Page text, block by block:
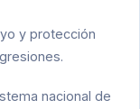
y protección
nacional de